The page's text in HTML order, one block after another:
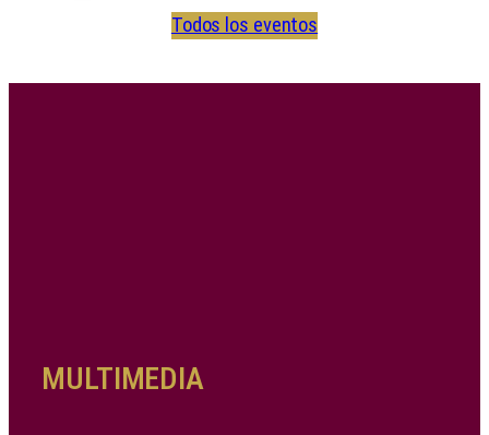
Todos los eventos
MULTIMEDIA